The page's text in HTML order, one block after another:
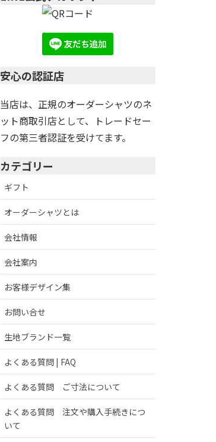
安心の認証店
当店は、正規のオーダーシャツのネ
ット商取引店として、トレードセー
フの第三者認証を受けてます。
カテゴリー
ギフト
オーダーシャツとは
会社情報
会社案内
お客様デザイン集
お問い合せ
生地ブランド一覧
よくある質問 | FAQ
よくある質問 ご寸法について
よくある質問 注文や購入手続きにつ
いて